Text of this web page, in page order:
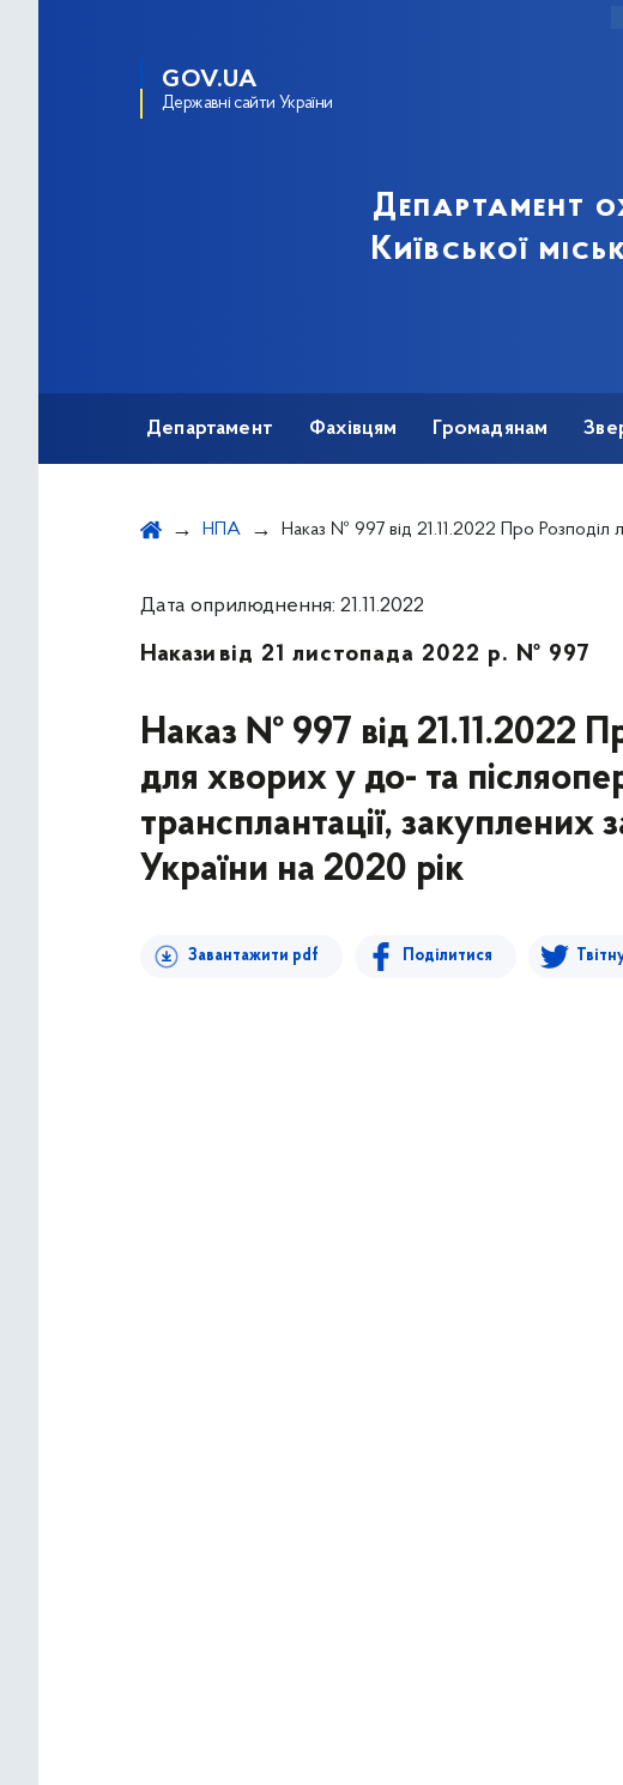
GOV.UA
Державні сайти України
Департамент
Київської
Департамент Фахівцям Громадянам
НПА Наказ № 997 від 21.11.2022 Про Розподіл лікарських засобів для хворих у до- та післяопераційний період з трансплантації, закуплених за кошти Державного бюджету
Дата оприлюднення: 21.11.2022
Накази від 21 листопада 2022 р. № 997
Наказ № 997 від 21.11.2022
для хворих у до- та
трансплантації,
України на 2020 рік
Завантажити pdf Поділитися